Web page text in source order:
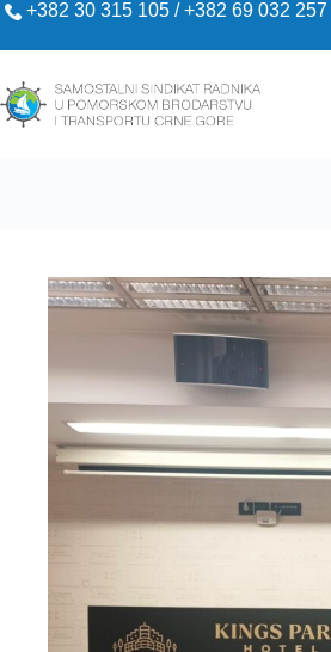
+382 30 315 105 / +382 69 032 257